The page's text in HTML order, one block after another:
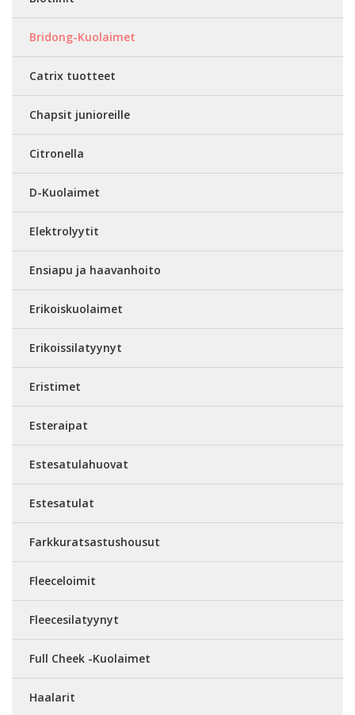
Bridong-Kuolaimet
Catrix tuotteet
Chapsit junioreille
Citronella
D-Kuolaimet
Elektrolyytit
Ensiapu ja haavanhoito
Erikoiskuolaimet
Erikoissilatyynyt
Eristimet
Esteraipat
Estesatulahuovat
Estesatulat
Farkkuratsastushousut
Fleeceloimit
Fleecesilatyynyt
Full Cheek -Kuolaimet
Haalarit